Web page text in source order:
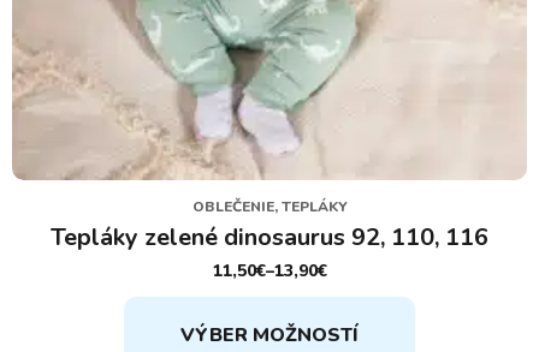
OBLEČENIE, TEPLÁKY
Tepláky zelené dinosaurus 92, 110, 116
11,50€–13,90€
PRICE
RANGE:
THROUGH
VÝBER MOŽNOSTÍ
Tento
produkt